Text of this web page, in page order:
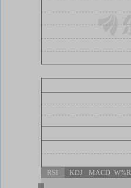
RSI KDJ MACD W%R